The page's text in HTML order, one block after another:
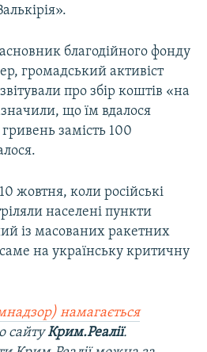
благодійного фонду
громадський активіст
про збір коштів «на
що їм вдалося
замість 100
жовтня, коли російські
населені пункти
із масованих ракетних
на українську критичну
намагається
сайтуКрим.Реалії.